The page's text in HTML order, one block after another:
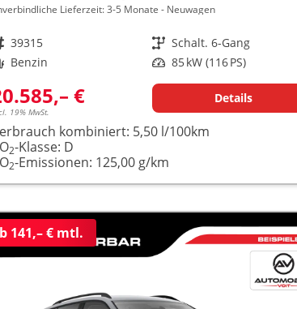
Lieferzeit: 3-5 Monate Neuwagen
39315 Getriebe Schalt. 6-Gang
Benzin Leistung 85 kW (116 PS)
€
19% MwSt.
Details
kombiniert: 5,50 l/100km
2-Klasse: D
2-Emissionen: 125,00 g/km
141,– € mtl.